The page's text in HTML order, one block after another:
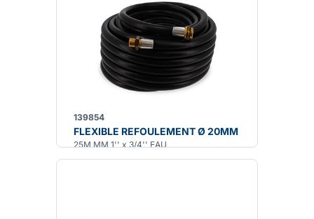
139854
FLEXIBLE REFOULEMENT Ø 20MM
25M MM 1'' x 3/4'' EAU